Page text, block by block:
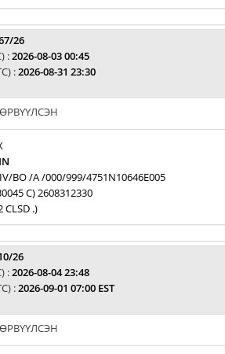
26
:2026-08-03 00:45
:2026-08-31 23:30
BO /A /000/999/4751N10646E005
C) 2608312330
CLSD .)
26
:2026-08-04 23:48
:2026-09-01 07:00 EST